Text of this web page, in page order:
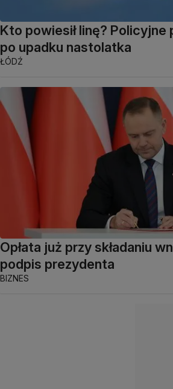
Kto powiesił linę?
po upadku nastolatka
ŁÓDŹ
Opłata już przy składaniu
podpis prezydenta
BIZNES